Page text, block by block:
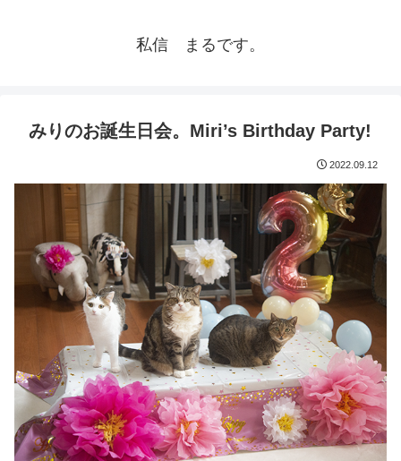
私信 まるです。
みりのお誕生日会。Miri’s Birthday Party!
2022.09.12